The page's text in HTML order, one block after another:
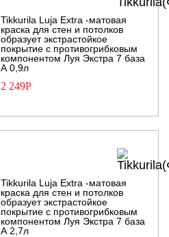
Tikkurila Luja Extra -матовая
краска для стен и потолков
образует экстрастойкое
покрытие с противогрибковым
компонентом Луя Экстра 7 база
А 0,9л
2 249Р
Tikkurila Luja Extra -матовая
краска для стен и потолков
образует экстрастойкое
покрытие с противогрибковым
компонентом Луя Экстра 7 база
А 2,7л